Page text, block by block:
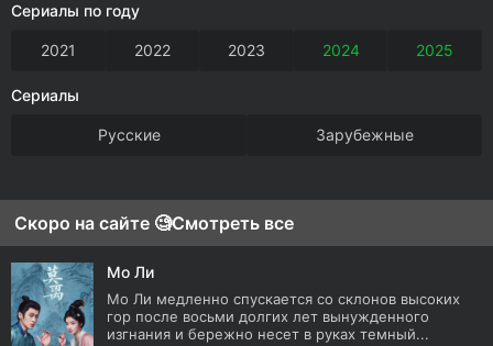
Сериалы по году
2021 2022 2023 2024 2025
Сериалы
Русские Зарубежные
Скоро на сайте 🧐Смотреть все
Мо Ли
Мо Ли медленно спускается со склонов высоких
гор после восьми долгих лет вынужденного
изгнания и бережно несет в руках темный...